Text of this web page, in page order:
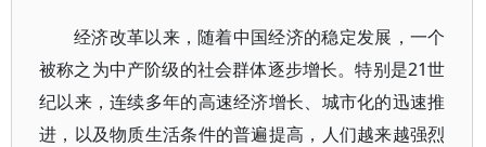
经济改革以来，随着中国经济的稳定发展，一个
被称之为中产阶级的社会群体逐步增长。特别是21世
纪以来，连续多年的高速经济增长、城市化的迅速推
进，以及物质生活条件的普遍提高，人们越来越强烈